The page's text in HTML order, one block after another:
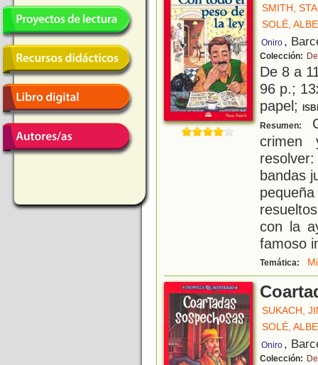
SMITH,
SOLÉ,
Oniro ,
Colección:
De 8 a
96 p.;
papel;
Resumen:
crimen
bandas
con la
famoso
Temática:
SUKACH,
SOLÉ,
Oniro ,
Colección: